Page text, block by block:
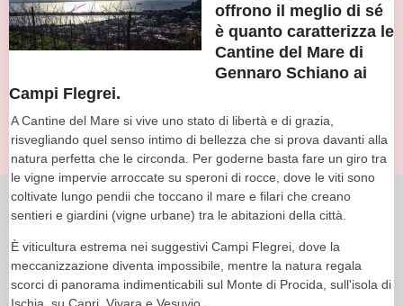
offrono il meglio di sé
è quanto caratterizza le
Cantine del Mare di
Gennaro Schiano ai
Campi Flegrei.
A Cantine del Mare si vive uno stato di libertà e di grazia,
risvegliando quel senso intimo di bellezza che si prova davanti alla
natura perfetta che le circonda. Per goderne basta fare un giro tra
le vigne impervie arroccate su speroni di rocce, dove le viti sono
coltivate lungo pendii che toccano il mare e filari che creano
sentieri e giardini (vigne urbane) tra le abitazioni della città.
È viticultura estrema nei suggestivi Campi Flegrei, dove la
meccanizzazione diventa impossibile, mentre la natura regala
scorci di panorama indimenticabili sul Monte di Procida, sull'isola di
Ischia, su Capri, Vivara e Vesuvio.